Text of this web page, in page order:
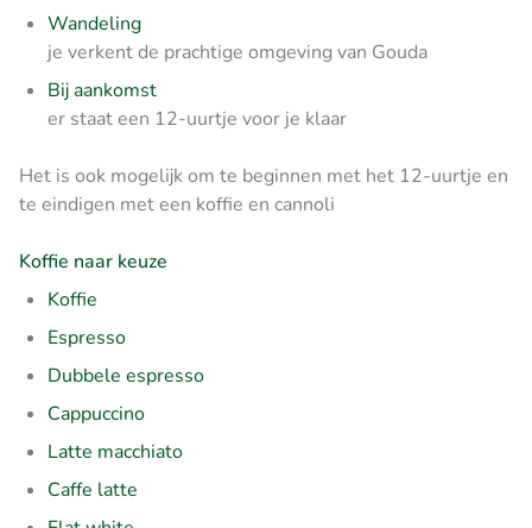
Wandeling
je verkent de prachtige omgeving van Gouda
Bij aankomst
er staat een 12-uurtje voor je klaar
Het is ook mogelijk om te beginnen met het 12-uurtje en
te eindigen met een koffie en cannoli
Koffie naar keuze
Koffie
Espresso
Dubbele espresso
Cappuccino
Latte macchiato
Caffe latte